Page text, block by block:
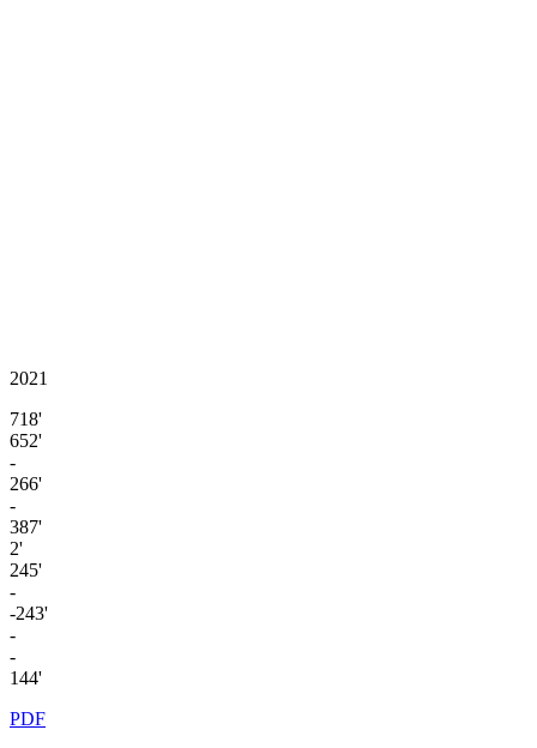
2021
718'
652'
-
266'
-
387'
2'
245'
-
-243'
-
-
144'
PDF